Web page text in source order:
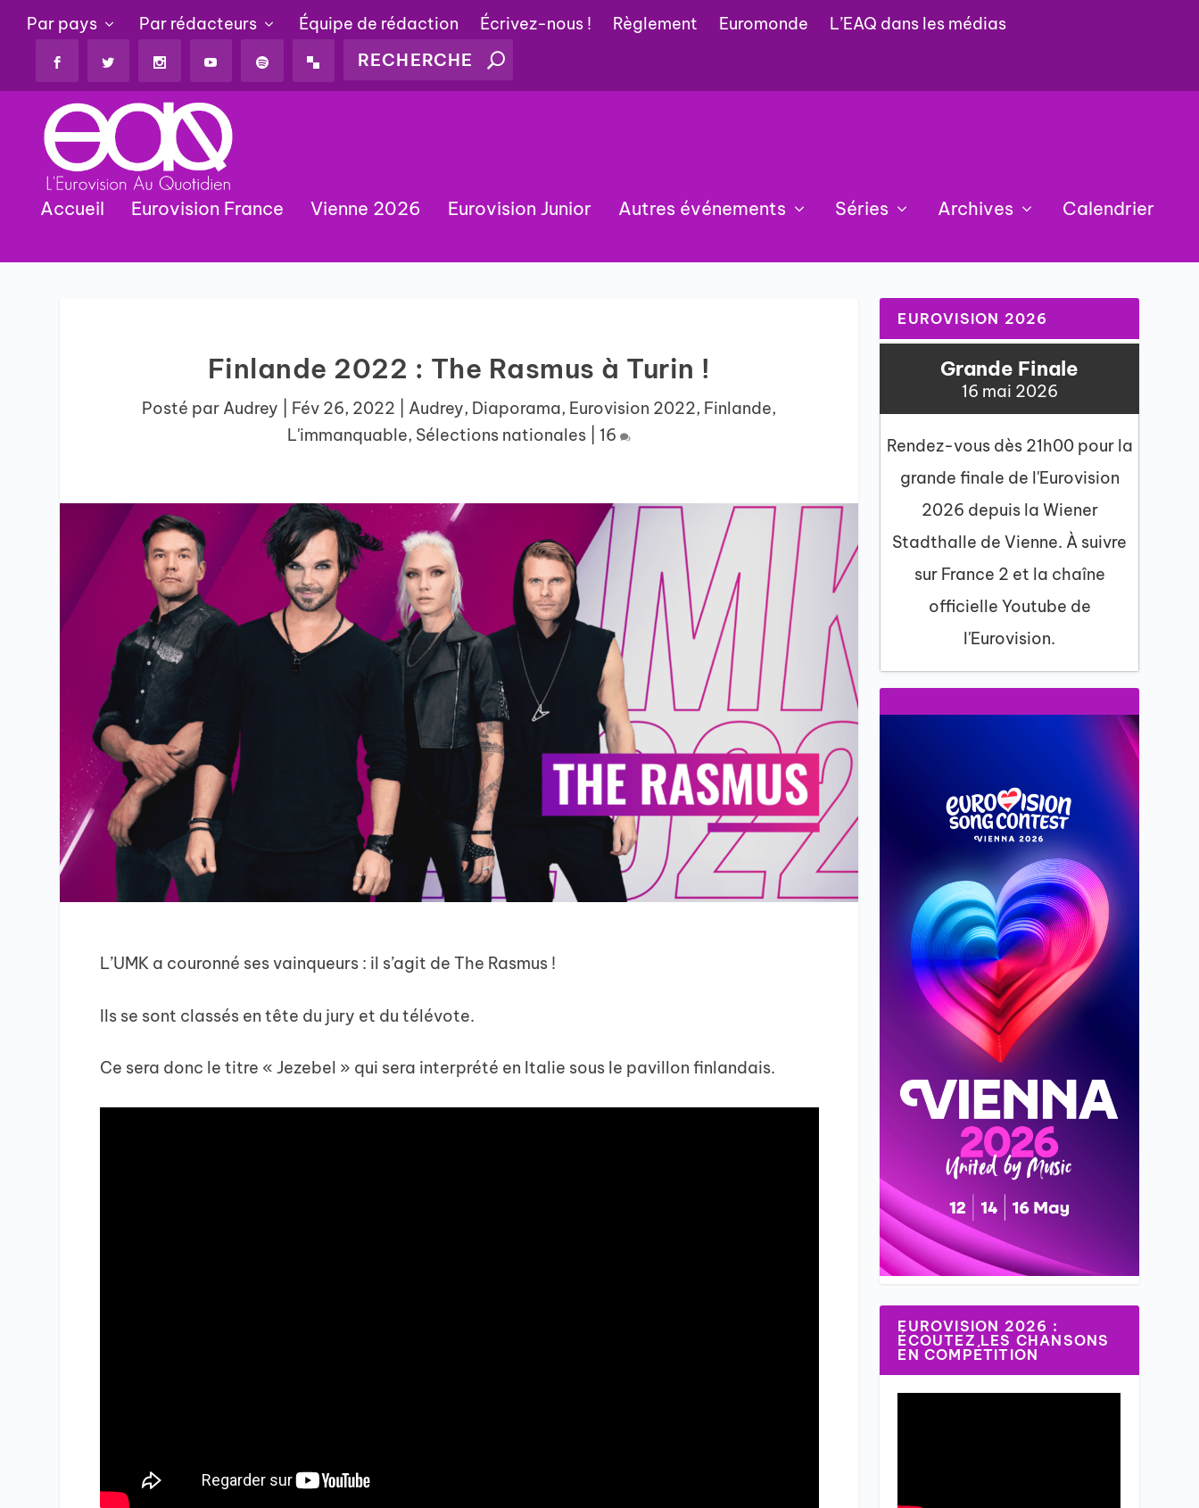
Par pays Par rédacteurs Équipe de rédaction Écrivez-nous ! Règlement Euromonde L’EAQ dans les médias
Accueil Eurovision France Vienne 2026 Eurovision Junior Autres événements Séries Archives Calendrier
Finlande 2022 : The Rasmus à Turin !
Posté par Audrey Fév 26, 2022 Audrey, Diaporama, Eurovision 2022, Finlande,
L'immanquable, Sélections nationales |16
L’UMK a couronné ses vainqueurs : il s’agit de The Rasmus !
Ils se sont classés en tête du jury et du télévote.
Ce sera donc le titre « Jezebel » qui sera interprété en Italie sous le pavillon finlandais.
EUROVISION 2026
Grande Finale
16 mai 2026
Rendez-vous dès 21h00 pour la
grande finale de l'Eurovision
2026 depuis la Wiener
Stadthalle de Vienne. À suivre
sur France 2 et la chaîne
officielle Youtube de
l'Eurovision.
EUROVISION 2026 :
ÉCOUTEZ LES CHANSONS
EN COMPÉTITION